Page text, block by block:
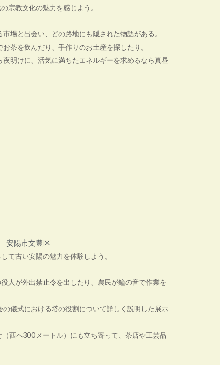
宗教文化の魅力を感じよう。
場と出会い、どの路地にも隠された物語がある。
茶を飲んだり、手作りのお土産を探したり。
明けに、活気に満ちたエネルギーを求めるなら真昼
安陽市文豊区
て古い安陽の魅力を体験しよう。
人が外出禁止令を出したり、農民が鐘の音で作業を
儀式における塔の役割について詳しく説明した展示
西へ300メートル）にも立ち寄って、茶店や工芸品